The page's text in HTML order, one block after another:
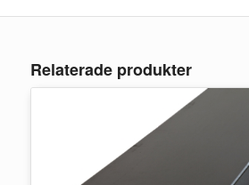
Relaterade produkter